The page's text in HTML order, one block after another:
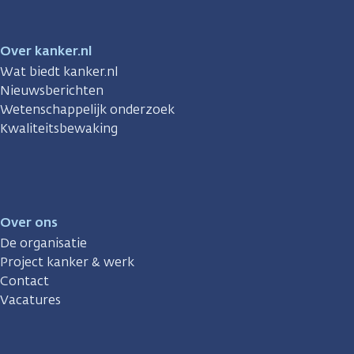
Over kanker.nl
Wat biedt kanker.nl
Nieuwsberichten
Wetenschappelijk onderzoek
Kwaliteitsbewaking
Over ons
De organisatie
Project kanker & werk
Contact
Vacatures